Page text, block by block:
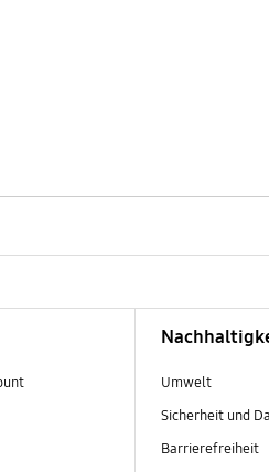
Umwelt
Sicherheit und
Barrierefreiheit